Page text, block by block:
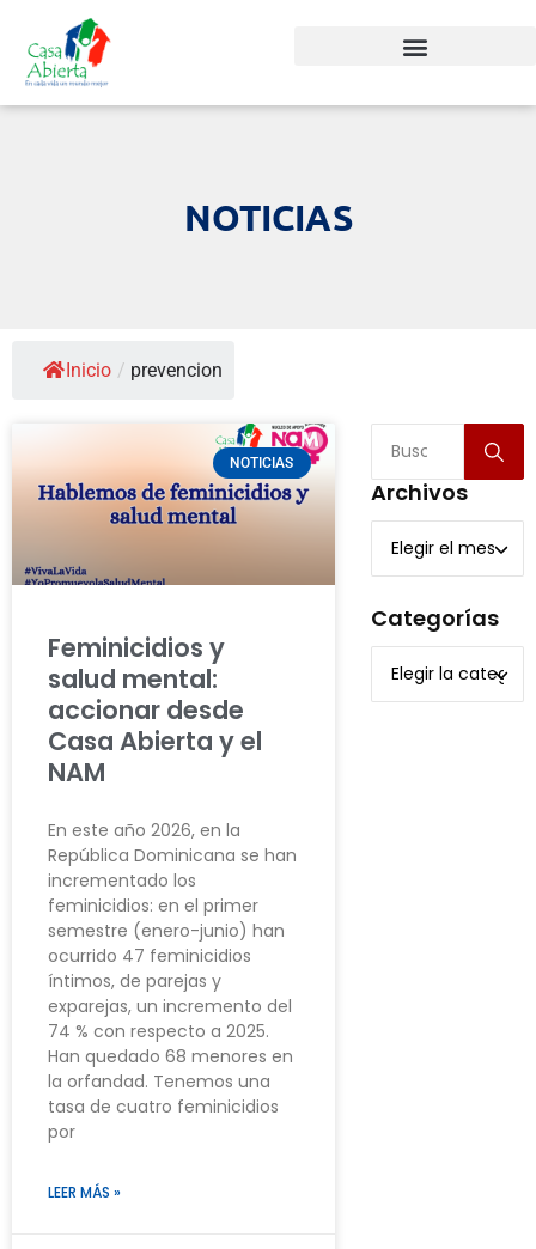
NOTICIAS
Inicio / prevencion
NOTICIAS
Feminicidios y
salud mental:
accionar desde
Casa Abierta y el
NAM
En este año 2026, en la
República Dominicana se han
incrementado los
feminicidios: en el primer
semestre (enero-junio) han
ocurrido 47 feminicidios
íntimos, de parejas y
exparejas, un incremento del
74 % con respecto a 2025.
Han quedado 68 menores en
la orfandad. Tenemos una
tasa de cuatro feminicidios
por
LEER MÁS »
Archivos
Categorías